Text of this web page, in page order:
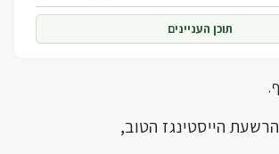
תוכן העניינים
הייסטינגז הטוב,